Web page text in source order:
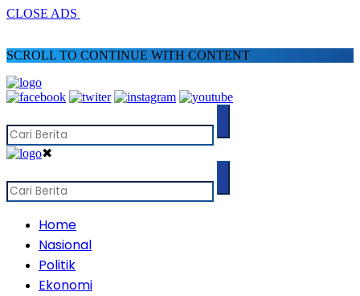
CLOSE ADS
SCROLL TO CONTINUE WITH CONTENT
✖
Home
Nasional
Politik
Ekonomi